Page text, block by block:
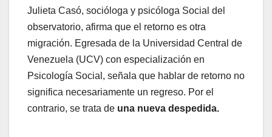
Julieta Casó, socióloga y psicóloga Social del
observatorio, afirma que el retorno es otra
migración. Egresada de la Universidad Central de
Venezuela (UCV) con especialización en
Psicología Social, señala que hablar de retorno no
significa necesariamente un regreso. Por el
contrario, se trata de una nueva despedida.